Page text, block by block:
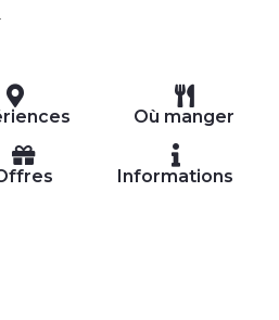
Où manger
Informations